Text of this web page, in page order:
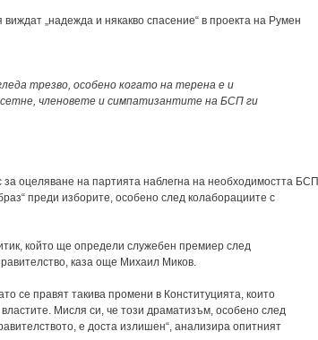
„надежда и някакво спасение“ в проекта на Румен
трезво, особено когато на терена е и
членовете и симпатизантите на БСП ги
оцеляване на партията наблегна на необходимостта БСП
преди изборите, особено след колаборациите с
който ще определи служебен премиер след
каза още Михаил Миков.
се правят такива промени в Конституцията, които
Мисля си, че този драматизъм, особено след
е доста излишен“, анализира опитният